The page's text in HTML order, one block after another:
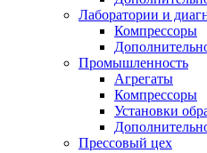
Лаборатории и
Компрессоры
Промышленность
Агрегаты
Компрессоры
Установки
Прессовый цех